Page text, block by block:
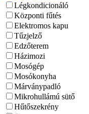
Légkondicionáló
Központi fűtés
Elektromos kapu
Tűzjelző
Edzőterem
Házimozi
Mosógép
Mosókonyha
Márványpadló
Mikrohullámú sütő
Hűtőszekrény